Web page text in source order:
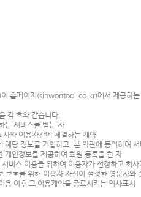
홈페이지(sinwontool.co.kr)에서 제공하
각 호와 같습니다.
는 서비스를 받는 자
와 이용자간에 체결하는 계약
해당 정보를 기입하고, 본 약관에 동의하여
개인정보를 제공하여 회원 등록을 한 자
비스 이용을 위하여 이용자가 선정하고 회
보호를 위해 이용자 자신이 설정한 영문자와
이후 그 이용계약을 종료시키는 의사표시